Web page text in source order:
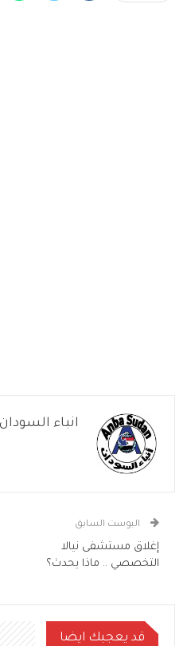
انباء السودان
البوست السابق
إغلاق مستشفى نيالا
التخصصي .. ماذا يحدث؟
قد يعجبك ايضا